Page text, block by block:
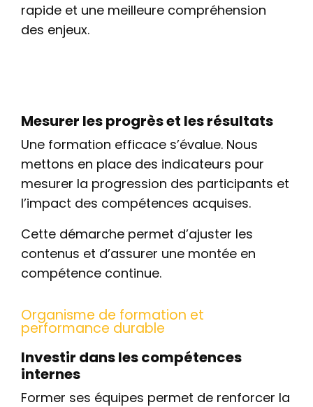
rapide et une meilleure compréhension
des enjeux.
Mesurer les progrès et les résultats
Une formation efficace s’évalue. Nous
mettons en place des indicateurs pour
mesurer la progression des participants et
l’impact des compétences acquises.
Cette démarche permet d’ajuster les
contenus et d’assurer une montée en
compétence continue.
Organisme de formation et
performance durable
Investir dans les compétences
internes
Former ses équipes permet de renforcer la